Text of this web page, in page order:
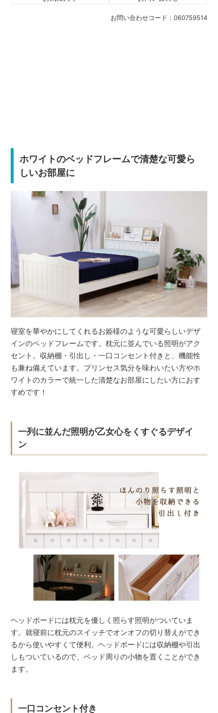
お問い合わせコード： 060759514
ホワイトのベッドフレームで清楚な可愛ら
しいお部屋に
寝室を華やかにしてくれるお姫様のような可愛らしいデザ
インのベッドフレームです。枕元に並んでいる照明がアク
セント。収納棚・引出し・一口コンセント付きと、機能性
も兼ね備えています。プリンセス気分を味わいたい方やホ
ワイトのカラーで統一した清楚なお部屋にしたい方におす
すめです！
一列に並んだ照明が乙女心をくすぐるデザイ
ン
ヘッドボードには枕元を優しく照らす照明がついていま
す。就寝前に枕元のスイッチでオンオフの切り替えができ
るから使いやすくて便利。ヘッドボードには収納棚や引出
しもついているので、ベッド周りの小物を置くことができ
ます。
一口コンセント付き